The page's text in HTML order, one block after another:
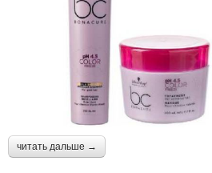
читать дальше →